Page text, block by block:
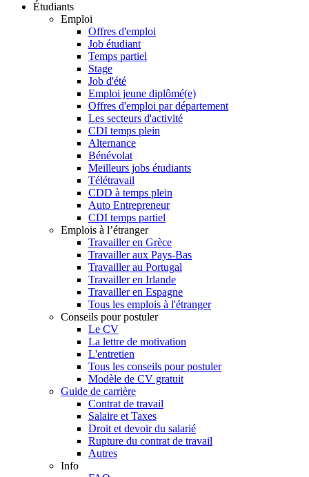
Étudiants
Emploi
Offres d'emploi
Job étudiant
Temps partiel
Stage
Job d'été
Emploi jeune diplômé(e)
Offres d'emploi par département
Les secteurs d'activité
CDI temps plein
Alternance
Bénévolat
Meilleurs jobs étudiants
Télétravail
CDD à temps plein
Auto Entrepreneur
CDI temps partiel
Emplois à l’étranger
Travailler en Grèce
Travailler aux Pays-Bas
Travailler au Portugal
Travailler en Irlande
Travailler en Espagne
Tous les emplois à l'étranger
Conseils pour postuler
Le CV
La lettre de motivation
L'entretien
Tous les conseils pour postuler
Modèle de CV gratuit
Guide de carrière
Contrat de travail
Salaire et Taxes
Droit et devoir du salarié
Rupture du contrat de travail
Autres
Info